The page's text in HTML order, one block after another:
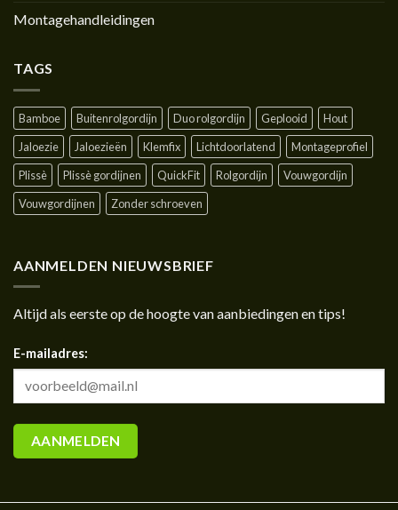
Montagehandleidingen
TAGS
Bamboe Buitenrolgordijn Duo rolgordijn Geplooid
Hout
Jaloezie
Jaloezieën Klemfix Lichtdoorlatend
Montageprofiel
Plissè
Plissè gordijnen QuickFit Rolgordijn
Vouwgordijn
Vouwgordijnen
Zonder schroeven
AANMELDEN NIEUWSBRIEF
Altijd als eerste op de hoogte van aanbiedingen en tips!
E-mailadres: